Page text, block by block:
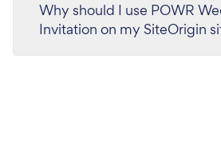
Why should I use POWR
Invitation on my SiteOrigin